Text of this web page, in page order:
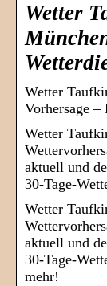
Wetter
Wetter
Vorhersage –
Wetter
aktuell und
30-Tage-
Wetter
aktuell und
30-Tage-
mehr!